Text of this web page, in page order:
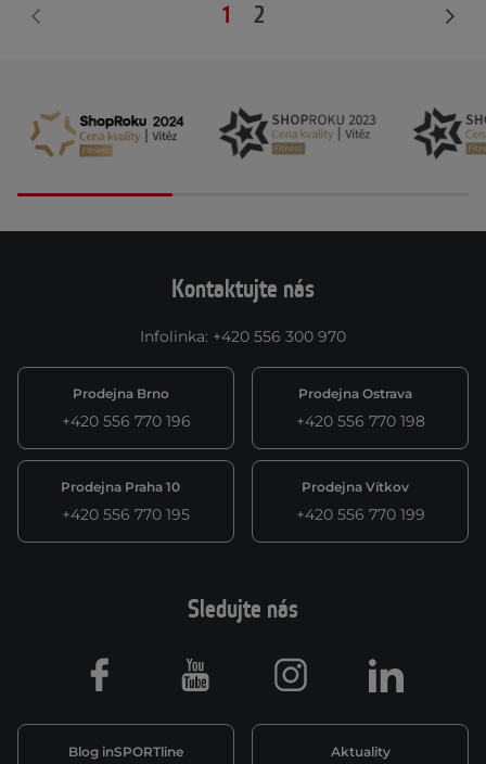
1 2
Kontaktujte nás
Infolinka: +420 556 300 970
Prodejna Brno
+420 556 770 196
Prodejna Ostrava
+420 556 770 198
Prodejna Praha 10
+420 556 770 195
Prodejna Vítkov
+420 556 770 199
Sledujte nás
Blog inSPORTline Aktuality
Facebook Youtube Instagram LinkedIn